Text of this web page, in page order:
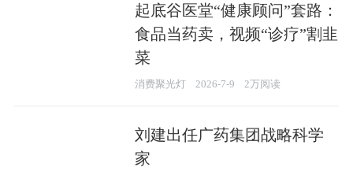
起底谷医堂“健康顾问”套路：
食品当药卖，视频“诊疗”割韭
菜
消费聚光灯 2026-7-9 2万阅读
刘建出任广药集团战略科学
家